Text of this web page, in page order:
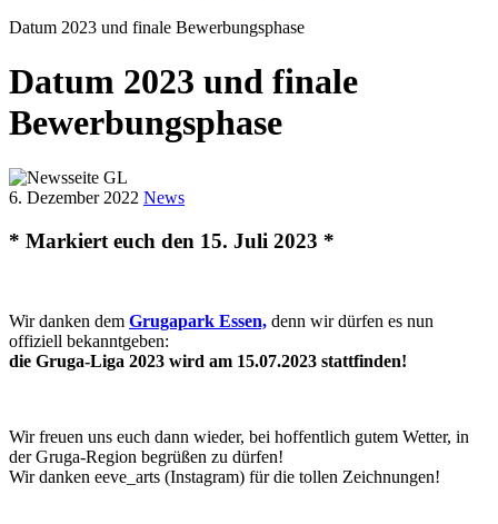
Datum 2023 und finale Bewerbungsphase
Datum 2023 und finale
Bewerbungsphase
6. Dezember 2022 News
* Markiert euch den 15. Juli 2023 *
Wir danken dem Grugapark Essen, denn wir dürfen es nun
offiziell bekanntgeben:
die Gruga-Liga 2023 wird am 15.07.2023 stattfinden!
Wir freuen uns euch dann wieder, bei hoffentlich gutem Wetter, in
der Gruga-Region begrüßen zu dürfen!
Wir danken eeve_arts (Instagram) für die tollen Zeichnungen!